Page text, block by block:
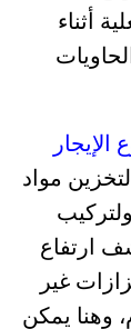
أثناء
الإيجار
مواد
ارتفاع
غير
وهنا يمكن